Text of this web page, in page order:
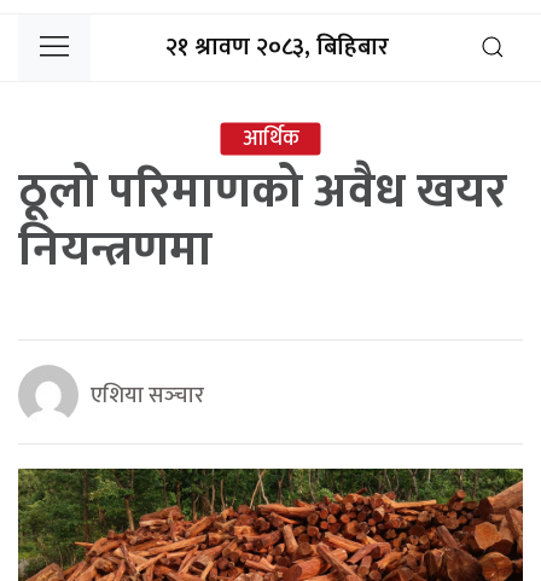
२१ श्रावण २०८३, बिहिबार
आर्थिक
ठूलो परिमाणको अवैध खयर
नियन्त्रणमा
एशिया सञ्‍चार